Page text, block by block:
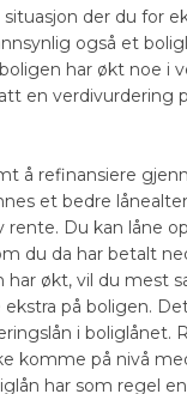
der du for
også et
har økt noe i
en verdivurdering
å refinansiere
et bedre
rente. Du kan låne
du da har betalt
økt, vil du mest
på boligen.
i boliglånet.
komme på nivå
har som regel